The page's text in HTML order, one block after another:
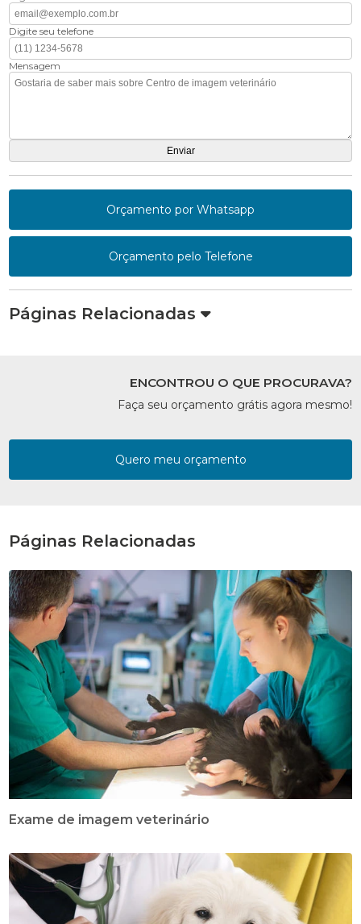
Digite seu telefone
Mensagem
Orçamento por Whatsapp
Orçamento pelo Telefone
Páginas Relacionadas
ENCONTROU O QUE PROCURAVA?
Faça seu orçamento grátis agora mesmo!
Quero meu orçamento
Páginas Relacionadas
Exame de imagem veterinário